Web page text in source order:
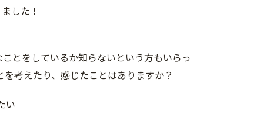
した！
とをしているか知らないという方もいらっ
考えたり、感じたことはありますか？
い